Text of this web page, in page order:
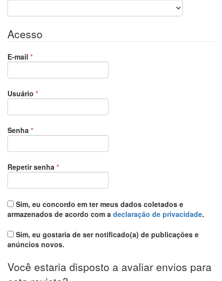
Acesso
E-mail *Obrigatório
Usuário *Obrigatório
Senha *Obrigatório
Repetir senha *Obrigatório
armazenados de acordo com a declaração de privacidade.
anúncios novos.
Você estaria disposto a avaliar envios para